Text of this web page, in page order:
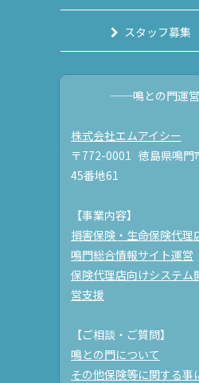
スタッフ募集
──鳴との門運
株式会社エムアイシー
〒772-0001 徳島県鳴門
45番地61
【事業内容】
損害保険・生命保険代理
鳴門総合情報サイト運営
保険代理店向けシステム
営支援
【ご相談・ご質問】
鳴との門について
その他保険等に関する事